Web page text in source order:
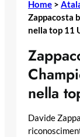
Home >
Zappacosta
nella top 11
nella
Davide